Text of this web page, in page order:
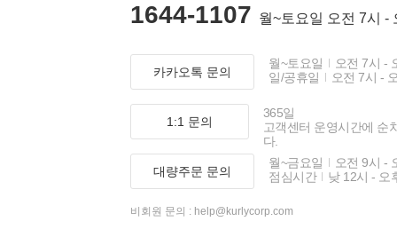
1644-1107 월~토요일 오전 7시 -
카카오톡 문의
월~토요일
오전 7시 -
일/공휴일
오전 7시 -
1:1 문의
365일
고객센터 운영시간에 순
다.
대량주문 문의
월~금요일
오전 9시 -
점심시간
낮 12시 - 오
비회원 문의 : help@kurlycorp.com